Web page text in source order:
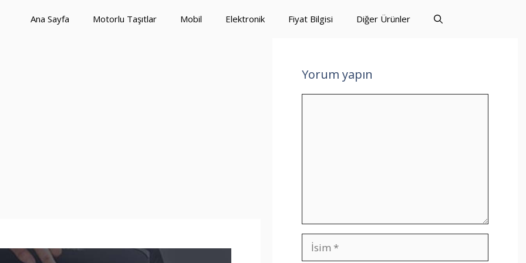
Ana Sayfa Motorlu Taşıtlar Mobil Elektronik Fiyat Bilgisi Diğer Ürünler
Yorum yapın
İsim